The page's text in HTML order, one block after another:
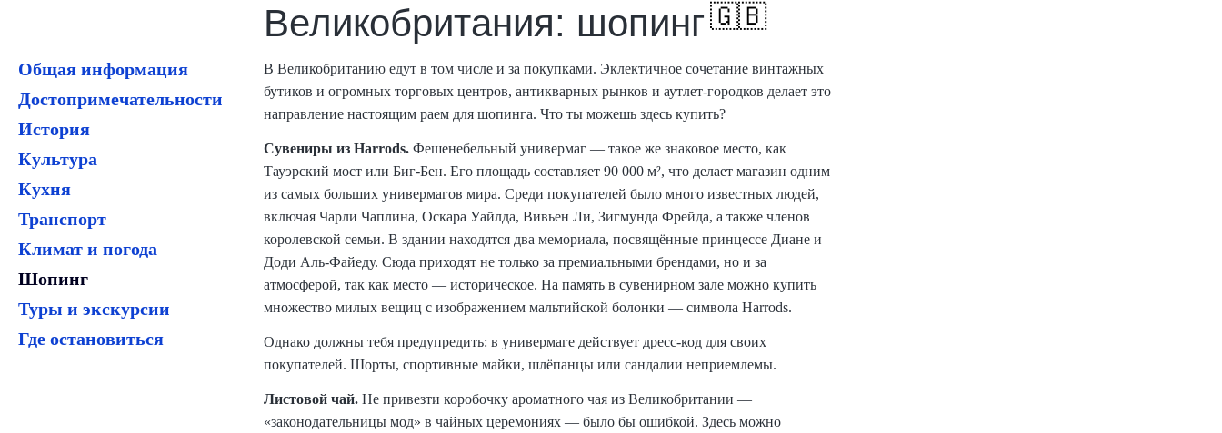
Великобритания: шопинг 🇬🇧
Общая информация
Достопримечательности
История
Культура
Кухня
Транспорт
Климат и погода
Шопинг
Туры и экскурсии
Где остановиться
В Великобританию едут в том числе и за покупками. Эклектичное сочетание винтажных
бутиков и огромных торговых центров, антикварных рынков и аутлет-городков делает это
направление настоящим раем для шопинга. Что ты можешь здесь купить?
Сувениры из Harrods. Фешенебельный универмаг — такое же знаковое место, как
Тауэрский мост или Биг-Бен. Его площадь составляет 90 000 м², что делает магазин одним
из самых больших универмагов мира. Среди покупателей было много известных людей,
включая Чарли Чаплина, Оскара Уайлда, Вивьен Ли, Зигмунда Фрейда, а также членов
королевской семьи. В здании находятся два мемориала, посвящённые принцессе Диане и
Доди Аль-Файеду. Сюда приходят не только за премиальными брендами, но и за
атмосферой, так как место — историческое. На память в сувенирном зале можно купить
множество милых вещиц с изображением мальтийской болонки — символа Harrods.
Однако должны тебя предупредить: в универмаге действует дресс-код для своих
покупателей. Шорты, спортивные майки, шлёпанцы или сандалии неприемлемы.
Листовой чай. Не привезти коробочку ароматного чая из Великобритании —
«законодательницы мод» в чайных церемониях — было бы ошибкой. Здесь можно